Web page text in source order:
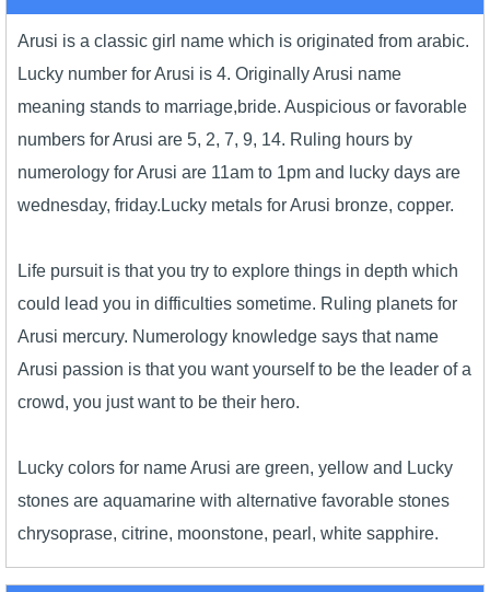
Arusi is a classic girl name which is originated from arabic.
Lucky number for Arusi is 4. Originally Arusi name
meaning stands to marriage,bride. Auspicious or favorable
numbers for Arusi are 5, 2, 7, 9, 14. Ruling hours by
numerology for Arusi are 11am to 1pm and lucky days are
wednesday, friday.Lucky metals for Arusi bronze, copper.
Life pursuit is that you try to explore things in depth which
could lead you in difficulties sometime. Ruling planets for
Arusi mercury. Numerology knowledge says that name
Arusi passion is that you want yourself to be the leader of a
crowd, you just want to be their hero.
Lucky colors for name Arusi are green, yellow and Lucky
stones are aquamarine with alternative favorable stones
chrysoprase, citrine, moonstone, pearl, white sapphire.